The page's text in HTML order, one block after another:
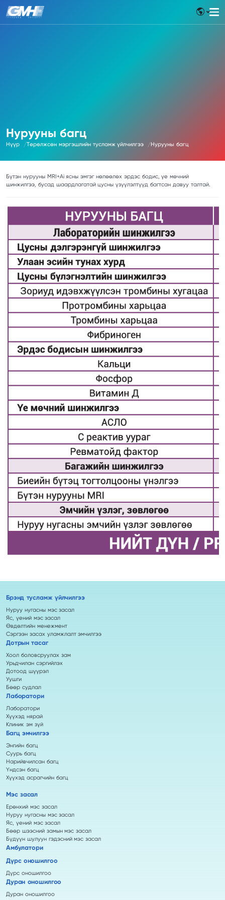
Нурууны багц
Нүүр Төрөлжсөн мэргэшлийн тусламж үйлчилгээ Нурууны багц
Бүтэн нурууны MRI+Ai ясны эмгэг нөлөөлөх эрдэс бодис, үе мөчний
шинжилгээ, бусад шаардлагатай цусны үзүүлэлтүүд багтсан давуу талтай.
Брэнд тусламж үйлчилгээ
Нуруу нугасны мэс засал
Яс, үений мэс засал
Өвдөлтийн менежмент
Сэргээн засах уламжлалт эмчилгээ
Дотрын тасаг
Хоол боловсруулах зам
Урьдчилан сэргийлэх
Дотоод шүүрэл
Уушги
Бөөр судлал
Лаборатори
Лаборатори
Хүүхэд нярай
Клиник эм зүй
Багц эмчилгээ
Энгийн багц
Суурь багц
Нарийвчилсан багц
Үндсэн багц
Хүүхэд асрагчийн багц
Мэс засал
Ерөнхий мэс засал
Нуруу нугасны мэс засал
Яс, үений мэс засал
Бөөр шээсний замын мэс засал
Бүдүүн шулуун гэдэсний мэс засал
Амбулатори
Дүрс оношилгоо
Дүрс оношилгоо
Дуран оношилгоо
Дуран оношилгоо